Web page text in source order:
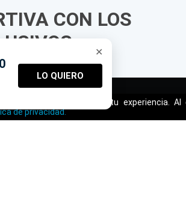
cookies para mejorar tu experiencia.
de privacidad.
CON LOS
SERVICIO AL CLIENTE
✕
LO QUIERO